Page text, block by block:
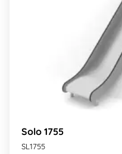
Solo 1755
SL1755